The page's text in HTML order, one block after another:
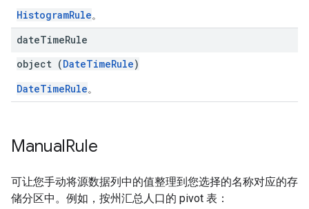
HistogramRule。
dateTimeRule
object (DateTimeRule)
DateTimeRule。
ManualRule
可让您手动将源数据列中的值整理到您选择的名称对应的存
储分区中。例如，按州汇总人口的 pivot 表：